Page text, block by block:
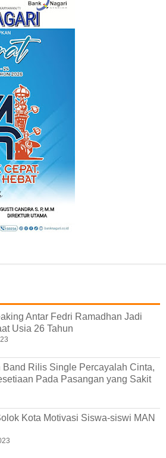
Antar Fedri Ramadhan Jadi
Usia 26 Tahun
Band Rilis Single Percayalah Cinta,
Pada Pasangan yang Sakit
Kota Motivasi Siswa-siswi MAN